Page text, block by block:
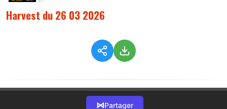
Harvest du 26 03 2026
⋈Partager